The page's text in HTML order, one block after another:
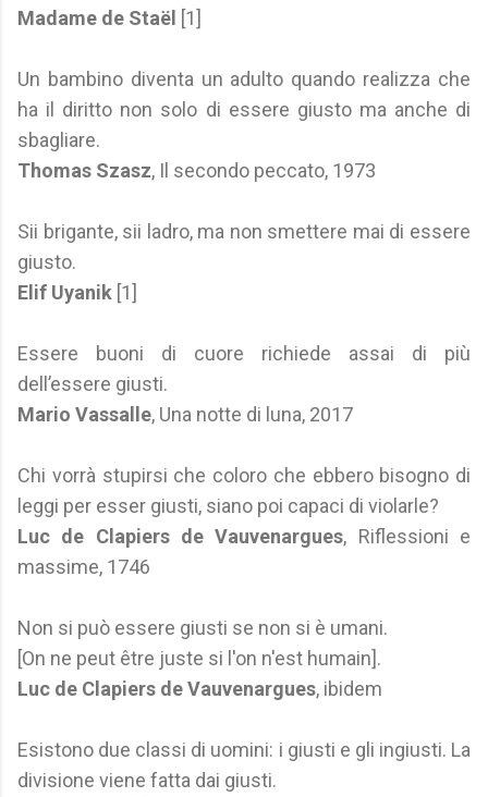
Madame de Staël [1]
Un bambino diventa un adulto quando realizza che
ha il diritto non solo di essere giusto ma anche di
sbagliare.
Thomas Szasz, Il secondo peccato, 1973
Sii brigante, sii ladro, ma non smettere mai di essere
giusto.
Elif Uyanik [1]
Essere buoni di cuore richiede assai di più
dell’essere giusti.
Mario Vassalle, Una notte di luna, 2017
Chi vorrà stupirsi che coloro che ebbero bisogno di
leggi per esser giusti, siano poi capaci di violarle?
Luc de Clapiers de Vauvenargues, Riflessioni e
massime, 1746
Non si può essere giusti se non si è umani.
[On ne peut être juste si l'on n'est humain].
Luc de Clapiers de Vauvenargues, ibidem
Esistono due classi di uomini: i giusti e gli ingiusti. La
divisione viene fatta dai giusti.